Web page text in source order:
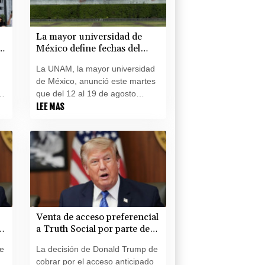
de la isla.
La mayor universidad de
México define fechas del
escándalo
La UNAM, la mayor universidad
de México, anunció este martes
que del 12 al 19 de agosto
realizará exámenes presenciales
detectarse irregularidades en
una anterior prueba en línea.
LEE MAS
Venta de acceso preferencial
a Truth Social por parte de
La decisión de Donald Trump de
cobrar por el acceso anticipado